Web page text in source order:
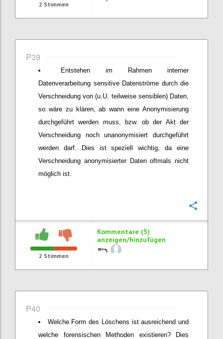
2 Stimmen
P39
Entstehen im Rahmen interner
Datenverarbeitung sensitive Datenströme durch die
Verschneidung von (u.U. teilweise sensiblen) Daten,
so wäre zu klären, ab wann eine Anonymisierung
durchgeführt werden muss, bzw. ob der Akt der
Verschneidung noch unanonymisiert durchgeführt
werden darf. Dies ist speziell wichtig, da eine
Verschneidung anonymisierter Daten oftmals nicht
möglich ist.
2 Stimmen
Kommentare (5)
anzeigen/hinzufügen
P40
Welche Form des Löschens ist ausreichend und
welche forensischen Methoden existieren? Dies